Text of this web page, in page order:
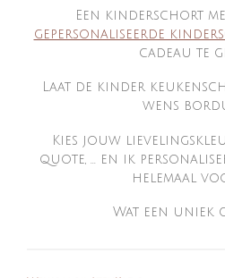
Een kinderschort
gepersonaliseerde
cadeau te
Laat de kinder
wens
Kies jouw
quote, ... en ik
helemaal
Wat een uniek